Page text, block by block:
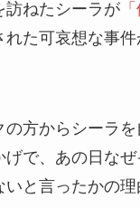
訪ねたシーラが「
れた可哀想な事
の方からシーラ
げで、あの日な
いと言ったかの